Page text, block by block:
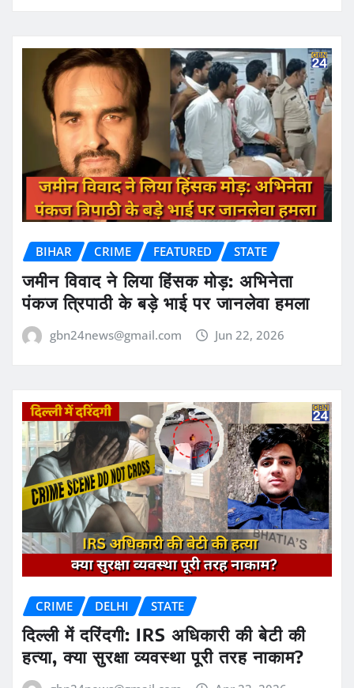
BIHAR CRIME FEATURED STATE
जमीन विवाद ने लिया हिंसक मोड़: अभिनेता
पंकज त्रिपाठी के बड़े भाई पर जानलेवा हमला
gbn24news@gmail.com Jun 22, 2026
CRIME DELHI STATE
दिल्ली में दरिंदगी: IRS अधिकारी की बेटी की
हत्या, क्या सुरक्षा व्यवस्था पूरी तरह नाकाम?